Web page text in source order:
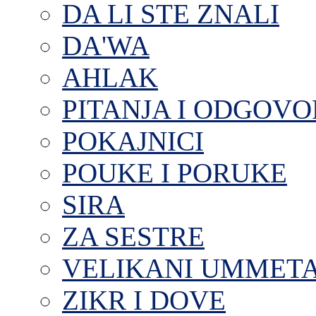
DA LI STE ZNALI
DA'WA
AHLAK
PITANJA I
POKAJNICI
POUKE I PORUKE
SIRA
ZA SESTRE
VELIKANI
ZIKR I DOVE